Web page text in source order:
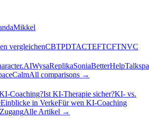
Mikkel
vergleichenCBTPDTACTEFTCFTNVC
WysaReplikaSoniaBetterHelp
CalmAll comparisons →
Coaching?Ist KI-Therapie sicher?KI- vs.
Einblicke in VerkeFür wen KI-Coaching
Alle Artikel →